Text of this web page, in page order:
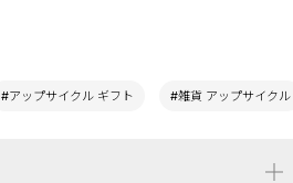
#アップサイクル ギフト #雑貨 アップサイクル